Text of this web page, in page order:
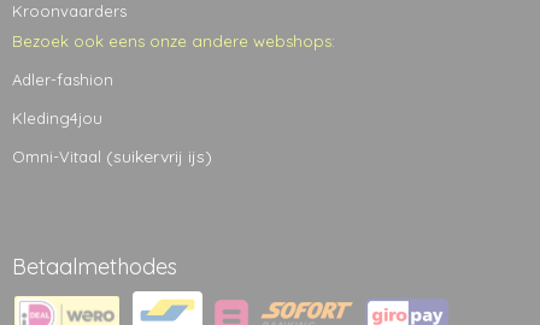
Kroonvaarders
Bezoek ook eens onze andere webshops:
Adler-fashion
Kleding4jou
Omni-Vitaal (suikervrij ijs)
Betaalmethodes